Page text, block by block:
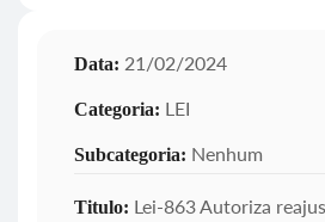
Data: 21/02/2024
Categoria: LEI
Subcategoria: Nenhum
Titulo: Lei-863 Autoriza